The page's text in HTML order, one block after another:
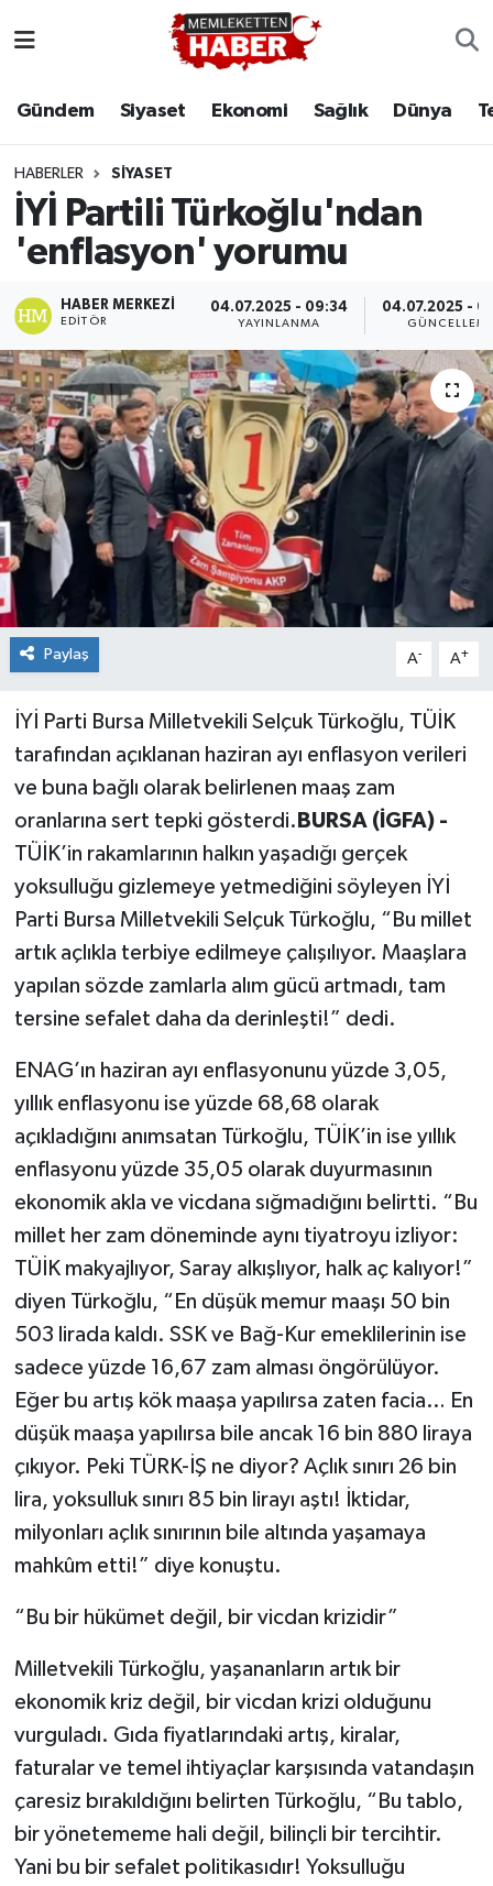
Gündem Siyaset Ekonomi Sağlık Dünya
HABERLER SIYASET
İYİ Partili Türkoğlu'ndan
'enflasyon' yorumu
HABER MERKEZI
EDITÖR
04.07.2025 - 09:34
YAYINLANMA
04.07.2025 -
Paylaş A- A+
İYİ Parti Bursa Milletvekili Selçuk Türkoğlu, TÜİK
tarafından açıklanan haziran ayı enflasyon verileri
ve buna bağlı olarak belirlenen maaş zam
oranlarına sert tepki gösterdi. BURSA (İGFA) -
TÜİK’in rakamlarının halkın yaşadığı gerçek
yoksulluğu gizlemeye yetmediğini söyleyen İYİ
Parti Bursa Milletvekili Selçuk Türkoğlu, “Bu millet
artık açlıkla terbiye edilmeye çalışılıyor. Maaşlara
yapılan sözde zamlarla alım gücü artmadı, tam
tersine sefalet daha da derinleşti!” dedi.
ENAG’ın haziran ayı enflasyonunu yüzde 3,05,
yıllık enflasyonu ise yüzde 68,68 olarak
açıkladığını anımsatan Türkoğlu, TÜİK’in ise yıllık
enflasyonu yüzde 35,05 olarak duyurmasının
ekonomik akla ve vicdana sığmadığını belirtti. “Bu
millet her zam döneminde aynı tiyatroyu izliyor:
TÜİK makyajlıyor, Saray alkışlıyor, halk aç kalıyor!”
diyen Türkoğlu, “En düşük memur maaşı 50 bin
503 lirada kaldı. SSK ve Bağ-Kur emeklilerinin ise
sadece yüzde 16,67 zam alması öngörülüyor.
Eğer bu artış kök maaşa yapılırsa zaten facia… En
düşük maaşa yapılırsa bile ancak 16 bin 880 liraya
çıkıyor. Peki TÜRK-İŞ ne diyor? Açlık sınırı 26 bin
lira, yoksulluk sınırı 85 bin lirayı aştı! İktidar,
milyonları açlık sınırının bile altında yaşamaya
mahkûm etti!” diye konuştu.
“Bu bir hükümet değil, bir vicdan krizidir”
Milletvekili Türkoğlu, yaşananların artık bir
ekonomik kriz değil, bir vicdan krizi olduğunu
vurguladı. Gıda fiyatlarındaki artış, kiralar,
faturalar ve temel ihtiyaçlar karşısında vatandaşın
çaresiz bırakıldığını belirten Türkoğlu, “Bu tablo,
bir yönetememe hali değil, bilinçli bir tercihtir.
Yani bu bir sefalet politikasıdır! Yoksulluğu